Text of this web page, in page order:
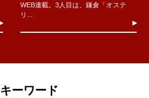
WEB連載。3人目は、鎌倉「オステ
リ...
ーワード